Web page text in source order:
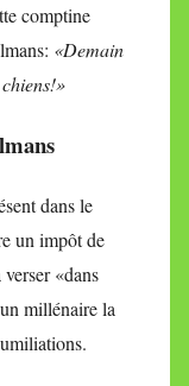
comptine
«Demain
dans le
un impôt de
«dans
millénaire la